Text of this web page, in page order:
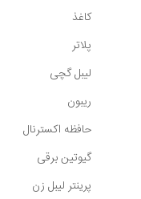
کاغذ
پلاتر
لیبل گچی
ریبون
حافظه اکسترنال
گیوتین برقی
پرینتر لیبل زن